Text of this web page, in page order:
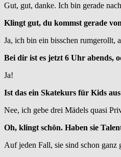
Gut, gut, danke. Ich bin gerade
Klingt gut, du kommst gerade
Ja, ich bin ein bisschen rumgerollt,
Bei dir ist es jetzt 6 Uhr abends,
Ja!
Ist das ein Skatekurs für Kids
Nee, ich gebe drei Mädels quasi
Oh, klingt schön. Haben sie
Auf jeden Fall, sie sind schon ganz